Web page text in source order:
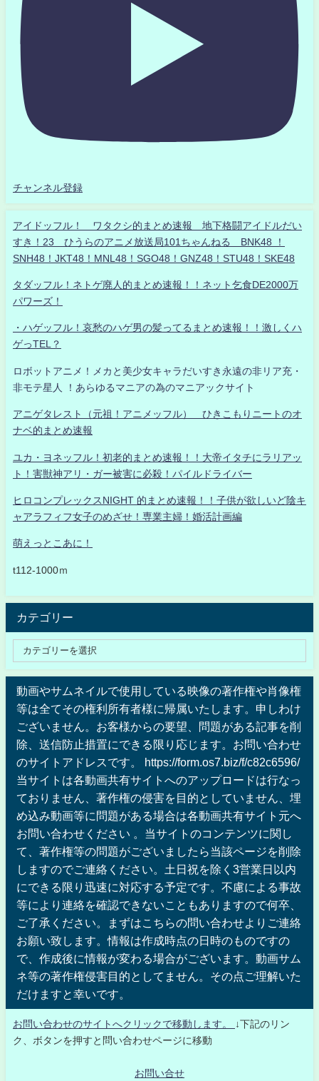
チャンネル登録
アイドッフル！ ワタクシ的まとめ速報 地下格闘アイドルだい
すき！23 ひうらのアニメ放送局101ちゃんねる BNK48 ！
SNH48！JKT48！MNL48！SGO48！GNZ48！STU48！SKE48
タダッフル！ネトゲ廃人的まとめ速報！！ネット乞食DE2000万
パワーズ！
・ハゲッフル！哀愁のハゲ男の髪ってるまとめ速報！！激しくハ
ゲっTEL？
ロボットアニメ！メカと美少女キャラだいすき永遠の非リア充・
非モテ星人 ！あらゆるマニアの為のマニアックサイト
アニゲタレスト（元祖！アニメッフル） ひきこもりニートのオ
ナベ的まとめ速報
ユカ・ヨネッフル！初老的まとめ速報！！大帝イタチにラリアッ
ト！害獣神アリ・ガー被害に必殺！パイルドライバー
ヒロコンプレックスNIGHT 的まとめ速報！！子供が欲しいど陰キ
ャアラフィフ女子のめざせ！専業主婦！婚活計画編
萌えっとこあに！
t112-1000ｍ
カテゴリー
動画やサムネイルで使用している映像の著作権や肖像権
等は全てその権利所有者様に帰属いたします。申しわけ
ございません。お客様からの要望、問題がある記事を削
除、送信防止措置にできる限り応じます。お問い合わせ
のサイトアドレスです。 https://form.os7.biz/f/c82c6596/
当サイトは各動画共有サイトへのアップロードは行なっ
ておりません、著作権の侵害を目的としていません、埋
め込み動画等に問題がある場合は各動画共有サイト元へ
お問い合わせください 。当サイトのコンテンツに関し
て、著作権等の問題がございましたら当該ページを削除
しますのでご連絡ください。土日祝を除く3営業日以内
にできる限り迅速に対応する予定です。不慮による事故
等により連絡を確認できないこともありますので何卒、
ご了承ください。まずはこちらの問い合わせよりご連絡
お願い致します。情報は作成時点の日時のものですの
で、作成後に情報が変わる場合がございます。動画サム
ネ等の著作権侵害目的としてません。その点ご理解いた
だけますと幸いです。
お問い合わせのサイトへクリックで移動します。
↓下記のリン
ク、ボタンを押すと問い合わせページに移動
お問い合せ